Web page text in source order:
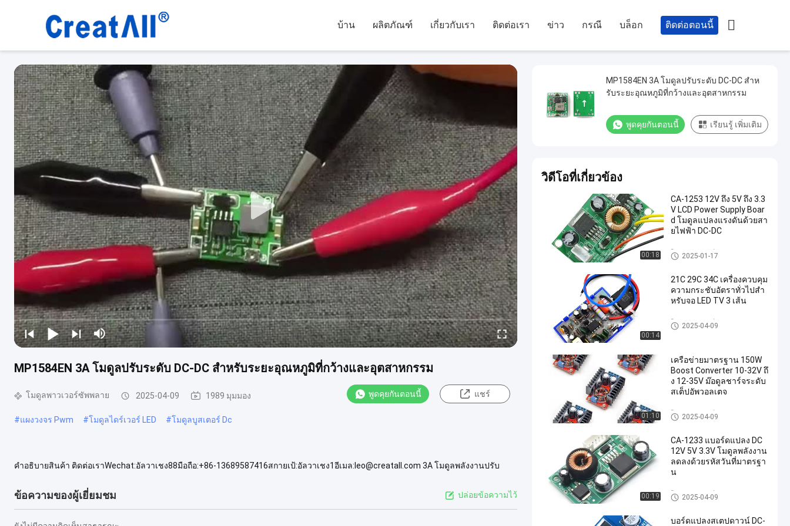
บ้าน ผลิตภัณฑ์ เกี่ยวกับเรา ติดต่อเรา ข่าว กรณี บล็อก ติดต่อตอนนี้ 
MP1584EN 3A โมดูลปรับระดับ DC-DC สําหรับระยะอุณหภูมิที่กว้างและอุตสาหกรรม
โมดูลพาวเวอร์ซัพพลาย 2025-04-09 1989 มุมมอง พูดคุยกันตอนนี้ แชร์
#แผงวงจร Pwm #โมดูลไดร์เวอร์ LED #โมดูลบูสเตอร์ Dc
คําอธิบายสินค้า ติดต่อเราWechat:อัลวาเชง88มือถือ:+86-13689587416สกายเป้:อัลวาเชง1อีเมล:leo@creatall.com 3A โมดูลพลังงานปรับ
ข้อความของผู้เยี่ยมชม ปล่อยข้อความไว้
MP1584EN 3A โมดูลปรับระดับ DC-DC สําห
รับระยะอุณหภูมิที่กว้างและอุตสาหกรรม
พูดคุยกันตอนนี้ เรียนรู้ เพิ่มเติม
วิดีโอที่เกี่ยวข้อง
00:18
CA-1253 12V ถึง 5V ถึง 3.3
V LCD Power Supply Boar
d โมดูลแปลงแรงดันด้วยสา
ยไฟฟ้า DC-DC
โมดูลพาวเวอร์ซัพพลาย
2025-01-17
00:14
21C 29C 34C เครื่องควบคุม
ความกระชับอัตราทั่วไปสํา
หรับจอ LED TV 3 เส้น
โมดูลพาวเวอร์ซัพพลาย
2025-04-09
01:10
เครือข่ายมาตรฐาน 150W
Boost Converter 10-32V ถึ
ง 12-35V ม๊อดูลชาร์จระดับ
สเต็ปอัพวอลเตจ
โมดูลพาวเวอร์ซัพพลาย
2025-04-09
00:19
CA-1233 แบอร์ดแปลง DC
12V 5V 3.3V โมดูลพลังงาน
ลดลงด้วยรหัสวันที่มาตรฐา
น
โมดูลพาวเวอร์ซัพพลาย
2025-04-09
บอร์ดแปลงสเตปดาวน์ DC-